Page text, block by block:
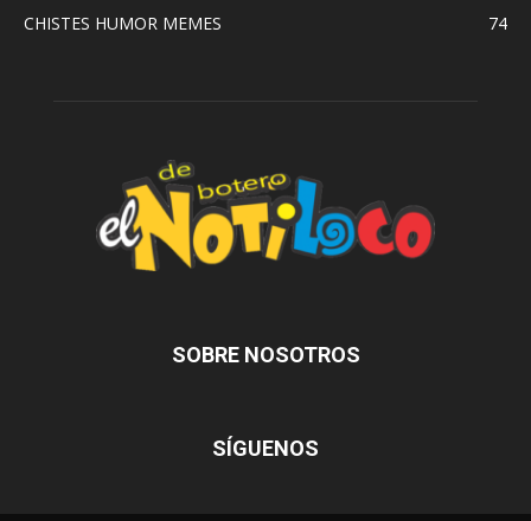
CHISTES HUMOR MEMES
74
SOBRE NOSOTROS
SÍGUENOS